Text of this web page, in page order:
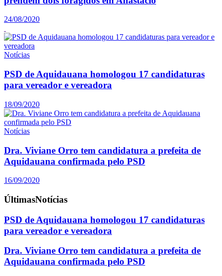
24/08/2020
Notícias
PSD de Aquidauana homologou 17 candidaturas
para vereador e vereadora
18/09/2020
Notícias
Dra. Viviane Orro tem candidatura a prefeita de
Aquidauana confirmada pelo PSD
16/09/2020
ÚltimasNotícias
PSD de Aquidauana homologou 17 candidaturas
para vereador e vereadora
Dra. Viviane Orro tem candidatura a prefeita de
Aquidauana confirmada pelo PSD